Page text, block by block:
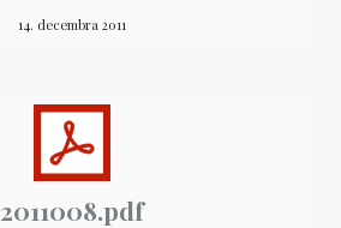
14. decembra 2011
2011008.pdf